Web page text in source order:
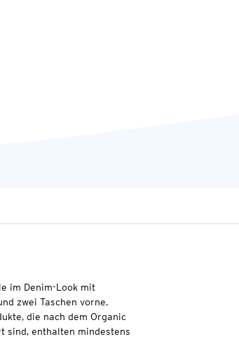
im Denim-Look mit
zwei Taschen vorne.
die nach dem Organic
sind, enthalten mindestens